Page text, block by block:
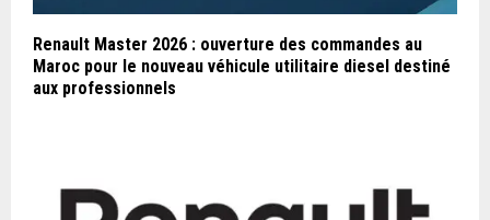
Renault Master 2026 : ouverture des commandes au
Maroc pour le nouveau véhicule utilitaire diesel destiné
aux professionnels